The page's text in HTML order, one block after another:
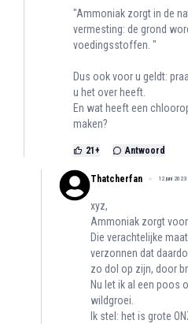
"Ammoniak zorgt in de
vermesting: de grond
voedingsstoffen. "
Dus ook voor u geldt:
u het over heeft.
En wat heeft een
maken?
21 + Antwoord
Thatcherfan 12 juni
xyz,
Ammoniak zorgt
Die verachtelijke
verzonnen dat
zo dol op zijn, door
Nu let ik al een poos
wildgroei.
Ik stel: het is grote